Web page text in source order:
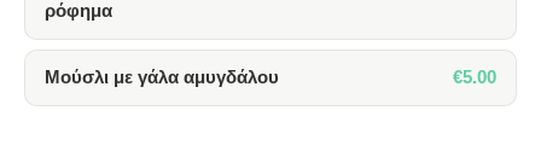
ρόφημα
Μούσλι με γάλα αμυγδάλου €5.00